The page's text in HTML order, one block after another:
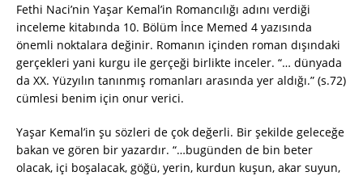
Fethi Naci’nin Yaşar Kemal’in Romancılığı adını verdiği
inceleme kitabında 10. Bölüm İnce Memed 4 yazısında
önemli noktalara değinir. Romanın içinden roman dışındaki
gerçekleri yani kurgu ile gerçeği birlikte inceler. “… dünyada
da XX. Yüzyılın tanınmış romanları arasında yer aldığı.” (s.72)
cümlesi benim için onur verici.
Yaşar Kemal’in şu sözleri de çok değerli. Bir şekilde geleceğe
bakan ve gören bir yazardır. “…bugünden de bin beter
olacak, içi boşalacak, göğü, yerin, kurdun kuşun, akar suyun,